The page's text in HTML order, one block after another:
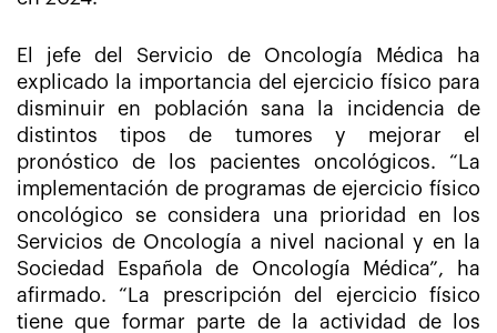
El jefe del Servicio de Oncología Médica ha
explicado la importancia del ejercicio físico para
disminuir en población sana la incidencia de
distintos tipos de tumores y mejorar el
pronóstico de los pacientes oncológicos. “La
implementación de programas de ejercicio físico
oncológico se considera una prioridad en los
Servicios de Oncología a nivel nacional y en la
Sociedad Española de Oncología Médica”, ha
afirmado. “La prescripción del ejercicio físico
tiene que formar parte de la actividad de los